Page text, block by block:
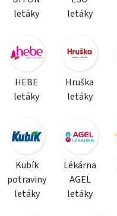
letáky
letáky
HEBE
letáky
Hruška
letáky
Kubík
potraviny
letáky
Lékárna
AGEL
letáky